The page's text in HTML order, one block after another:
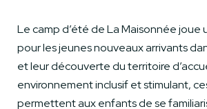
Le camp d’été de La Maisonnée joue
pour les jeunes nouveaux arrivants
et leur découverte du territoire
environnement inclusif et stimulant,
permettent aux enfants de se